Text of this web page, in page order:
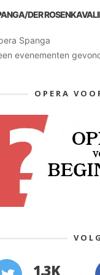
DER
Spanga
evenementen
OPERA
1.3K